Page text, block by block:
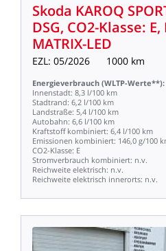
Skoda KAROQ
DSG, CO2-Klasse: E,
MATRIX-LED
EZL: 05/2026 1000 km
Energieverbrauch (WLTP-Werte**):
Innenstadt: 8,3 l/100 km
Stadtrand: 6,2 l/100 km
Landstraße: 5,4 l/100 km
Autobahn: 6,6 l/100 km
Kraftstoff kombiniert: 6,4 l/100 km
Emissionen kombiniert: 146,0 g/100
CO2-Klasse: E
Stromverbrauch kombiniert: n.v.
Reichweite elektrisch: n.v.
Reichweite elektrisch innerorts: n.v.